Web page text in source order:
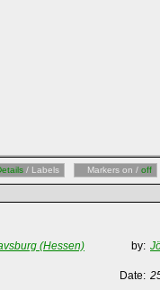
/ Labels Markers on / off
(Hessen)
by:
Date: